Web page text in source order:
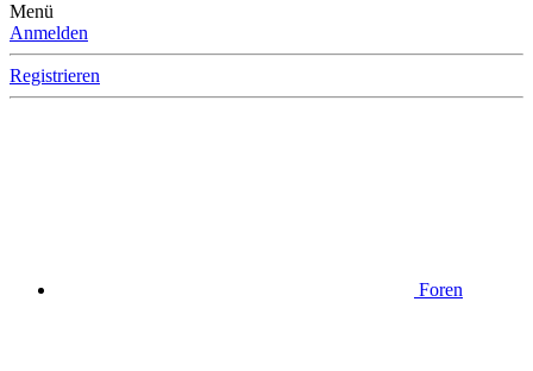
Menü
Anmelden
Registrieren
Foren